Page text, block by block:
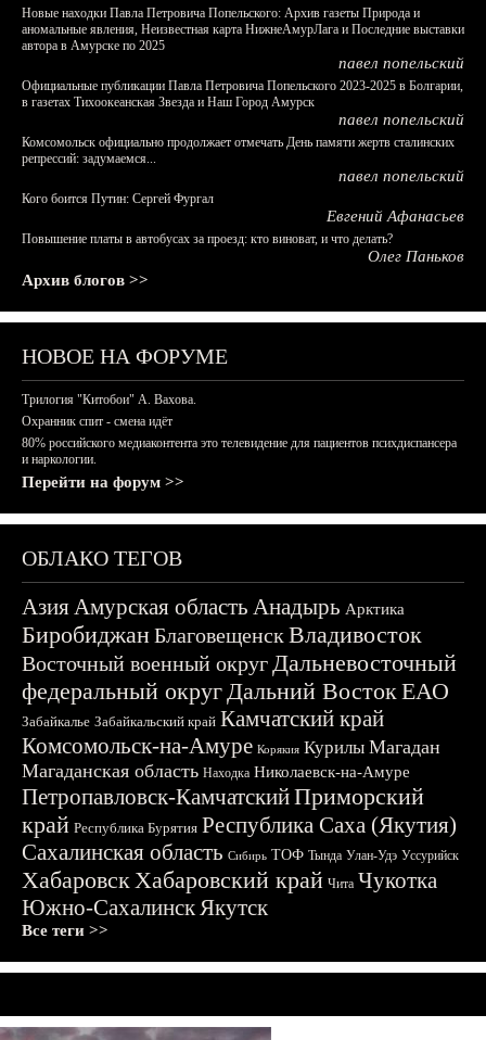
Новые находки Павла Петровича Попельского: Архив газеты Природа и
аномальные явления, Неизвестная карта НижнеАмурЛага и Последние выставки
автора в Амурске по 2025
павел попельский
Официальные публикации Павла Петровича Попельского 2023-2025 в Болгарии,
в газетах Тихоокеанская Звезда и Наш Город Амурск
павел попельский
Комсомольск официально продолжает отмечать День памяти жертв сталинских
репрессий: задумаемся...
павел попельский
Кого боится Путин: Сергей Фургал
Евгений Афанасьев
Повышение платы в автобусах за проезд: кто виноват, и что делать?
Олег Паньков
Архив блогов >>
НОВОЕ НА ФОРУМЕ
Трилогия "Китобои" А. Вахова.
Охранник спит - смена идёт
80% российского медиаконтента это телевидение для пациентов психдиспансера
и наркологии.
Перейти на форум >>
ОБЛАКО ТЕГОВ
АзияАмурская область Анадырь Арктика
БиробиджанБлаговещенскВладивосток
Восточный военный округДальневосточный
федеральный округДальний ВостокЕАО
Забайкалье Забайкальский край Камчатский край
Комсомольск-на-Амуре Корякия Курилы Магадан
Магаданская область Находка Николаевск-на-Амуре
Петропавловск-КамчатскийПриморский
край Республика Бурятия Республика Саха (Якутия)
Сахалинская область Сибирь ТОФ Тында Улан-Удэ Уссурийск
ХабаровскХабаровский край Чита Чукотка
Южно-СахалинскЯкутск
Все теги >>